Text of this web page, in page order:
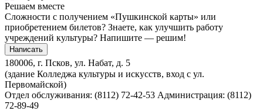
Решаем вместе
Сложности с получением «Пушкинской карты» или
приобретением билетов? Знаете, как улучшить работу
учреждений культуры? Напишите — решим!
Написать
180006, г. Псков, ул. Набат, д. 5
(здание Колледжа культуры и искусств, вход с ул.
Первомайской)
Отдел обслуживания: (8112) 72-42-53 Администрация: (8112)
72-89-49